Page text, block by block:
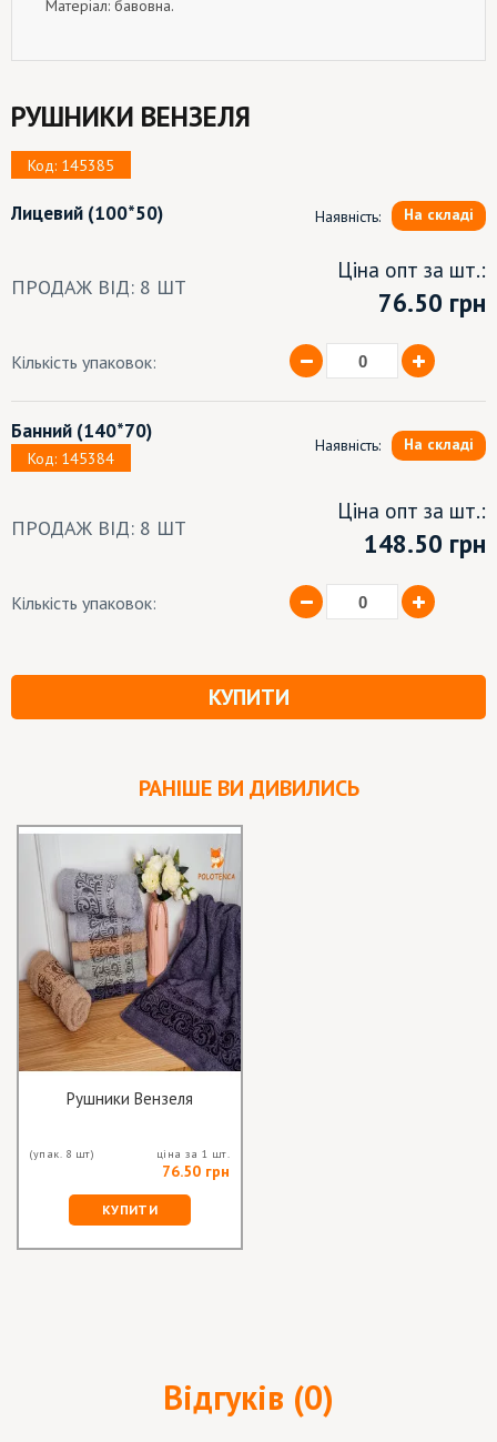
Матеріал: бавовна.
РУШНИКИ ВЕНЗЕЛЯ
Код: 145385
Лицевий (100*50) Наявність: На складі
ПРОДАЖ ВІД: 8 ШТ
Ціна опт за шт.:
76.50 грн
Кількість упаковок:
Банний (140*70)
Код: 145384
Наявність: На складі
ПРОДАЖ ВІД: 8 ШТ
Ціна опт за шт.:
148.50 грн
Кількість упаковок:
КУПИТИ
РАНІШЕ ВИ ДИВИЛИСЬ
Рушники Вензеля
(упак. 8 шт) ціна за 1 шт.
76.50 грн
КУПИТИ
Відгуків (0)